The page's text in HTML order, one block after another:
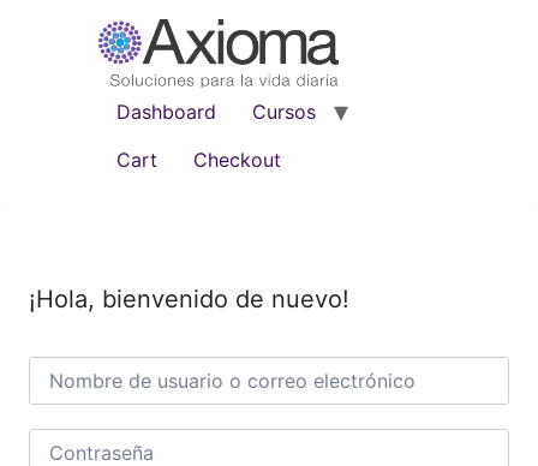
Dashboard
Cursos
Cart
Checkout
¡Hola, bienvenido de nuevo!